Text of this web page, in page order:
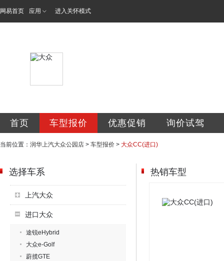
网易首页 应用 进入关怀模式
首页 车型报价 优惠促销 询价试驾
当前位置： 润华上汽大众公园店 > 车型报价 > 大众CC(进口)
选择车系
上汽大众
进口大众
途锐eHybrid
大众e-Golf
蔚揽GTE
热销车型